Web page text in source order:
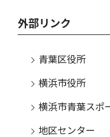
外部リンク
青葉区役所
横浜市役所
横浜市青葉スポ
地区センター